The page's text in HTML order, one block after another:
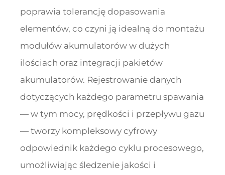
poprawia tolerancję dopasowania
elementów, co czyni ją idealną do montażu
modułów akumulatorów w dużych
ilościach oraz integracji pakietów
akumulatorów. Rejestrowanie danych
dotyczących każdego parametru spawania
— w tym mocy, prędkości i przepływu gazu
— tworzy kompleksowy cyfrowy
odpowiednik każdego cyklu procesowego,
umożliwiając śledzenie jakości i